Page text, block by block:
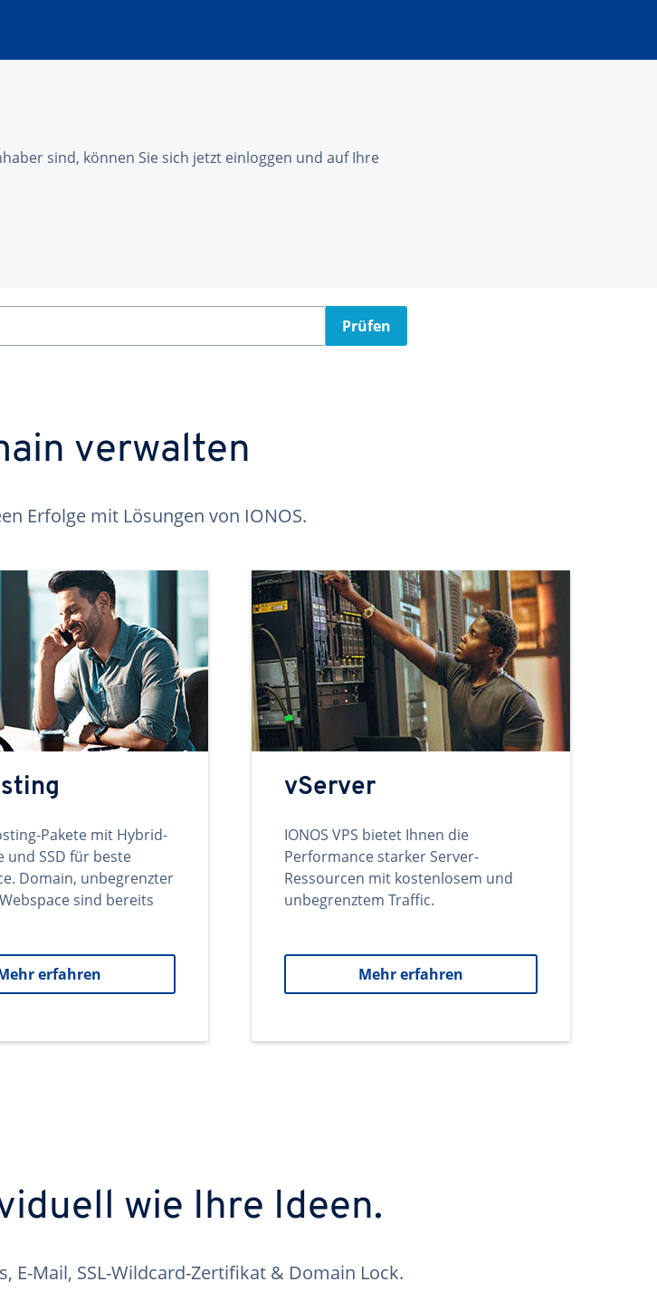
sind, können Sie sich jetzt einloggen und auf Ihre
Prüfen
verwalten
Erfolge mit Lösungen von IONOS.
Pakete mit Hybrid-
und SSD für beste
Domain, unbegrenzter
sind bereits
erfahren
vServer
IONOS VPS bietet Ihnen die
Performance starker Server-
Ressourcen mit kostenlosem und
unbegrenztem Traffic.
Mehr erfahren
wie Ihre Ideen.
E-Mail, SSL-Wildcard-Zertifikat & Domain Lock.